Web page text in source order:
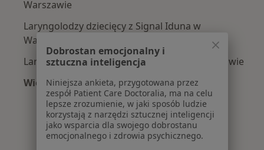
Warszawie
Laryngolodzy dziecięcy z Signal Iduna w
Warszawie
Laryngolodzy dziecięcy z Compensa w Warszawie
Więcej (9)
Więcej w kategorii: Najpopularniejsze
Dobrostan emocjonalny i
sztuczna inteligencja
Niniejsza ankieta, przygotowana przez
zespół Patient Care Doctoralia, ma na celu
lepsze zrozumienie, w jaki sposób ludzie
korzystają z narzędzi sztucznej inteligencji
jako wsparcia dla swojego dobrostanu
emocjonalnego i zdrowia psychicznego.